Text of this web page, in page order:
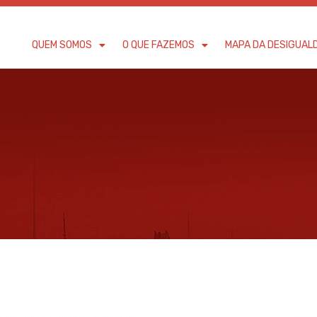
QUEM SOMOS O QUE FAZEMOS MAPA DA